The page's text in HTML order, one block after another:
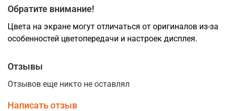
Обратите внимание!
Цвета на экране могут отличаться от оригиналов из-за
особенностей цветопередачи и настроек дисплея.
Отзывы
Отзывов еще никто не оставлял
Написать отзыв